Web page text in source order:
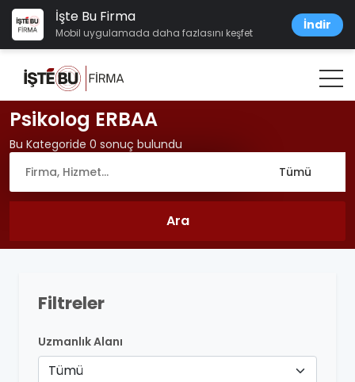
İşte Bu Firma
Mobil uygulamada daha fazlasını keşfet
İndir
Psikolog ERBAA
Bu Kategoride 0 sonuç bulundu
Filtreler
Uzmanlık Alanı
Tümü